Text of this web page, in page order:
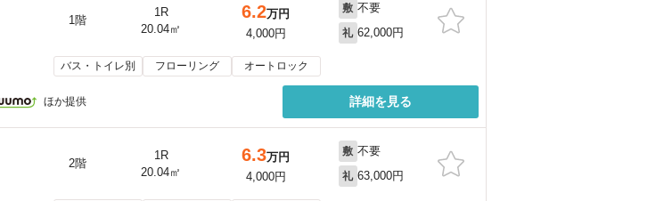
1階
1R
20.04㎡
6.2万円
4,000円
敷 不要
礼 62,000円
バス・トイレ別 フローリング オートロック
ほか提供 詳細を見る
2階
1R
20.04㎡
6.3万円
4,000円
敷 不要
礼 63,000円